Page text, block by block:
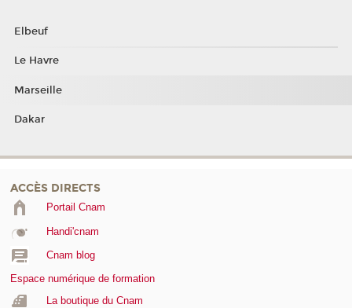
Elbeuf
Le Havre
Marseille
Dakar
ACCÈS DIRECTS
Portail Cnam
Handi'cnam
Cnam blog
Espace numérique de formation
La boutique du Cnam